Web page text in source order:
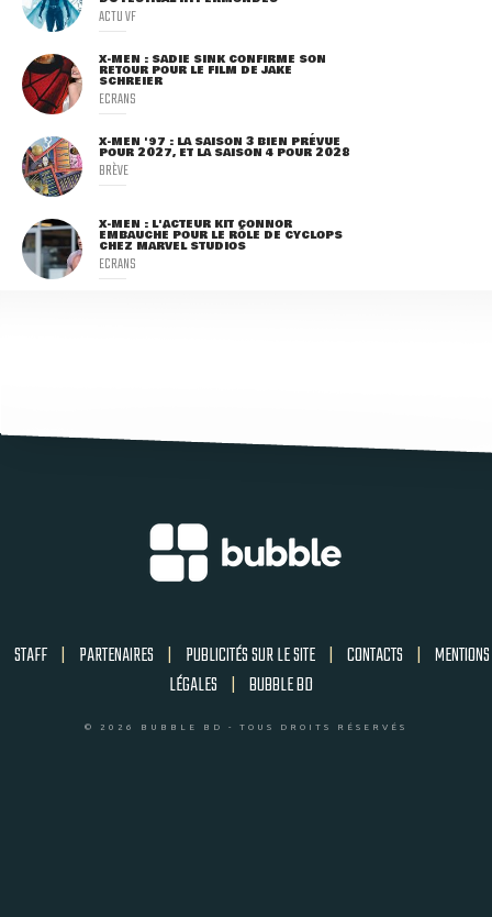
ACTU VF
X-MEN : SADIE SINK CONFIRME SON
RETOUR POUR LE FILM DE JAKE
SCHREIER
ECRANS
X-MEN '97 : LA SAISON 3 BIEN PRÉVUE
POUR 2027, ET LA SAISON 4 POUR 2028
BRÈVE
X-MEN : L'ACTEUR KIT CONNOR
EMBAUCHÉ POUR LE RÔLE DE CYCLOPS
CHEZ MARVEL STUDIOS
ECRANS
STAFF | PARTENAIRES | PUBLICITÉS SUR LE SITE | CONTACTS | MENTIONS
LÉGALES | BUBBLE BD
© 2026 BUBBLE BD - TOUS DROITS RÉSERVÉS